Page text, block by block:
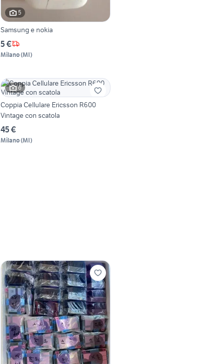
5
Samsung e nokia
5 €
Milano(MI)
6
Coppia Cellulare Ericsson R600
Vintage con scatola
45 €
Milano(MI)